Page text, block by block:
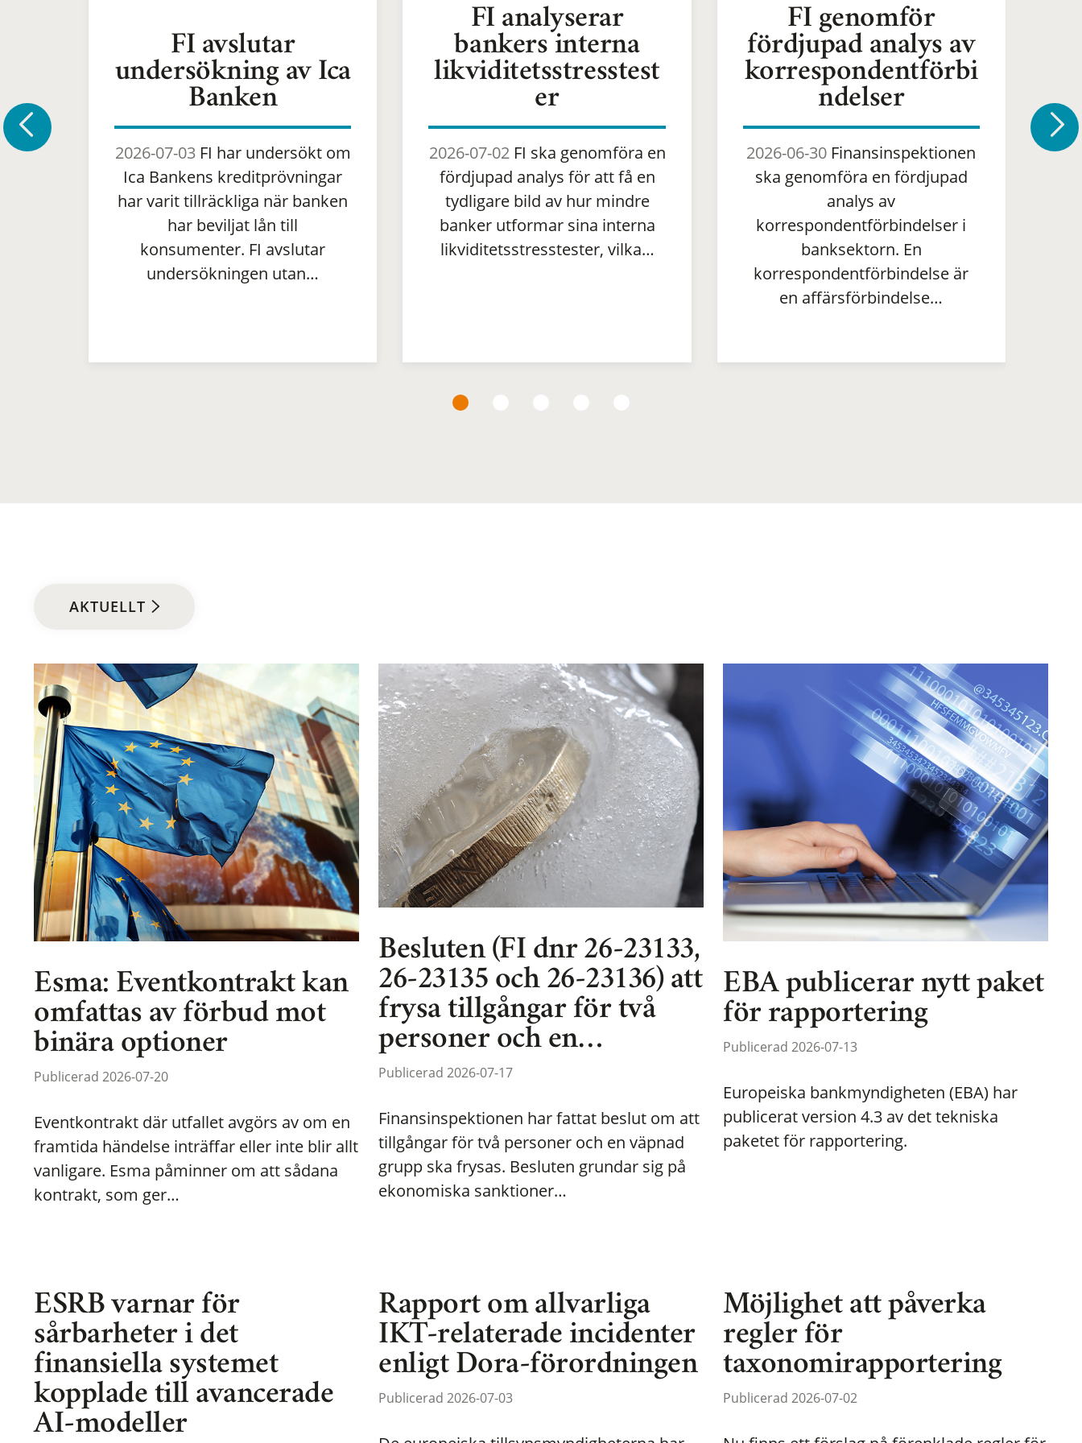
FI avslutar
undersökning av Ica
Banken
2026-07-03FI har undersökt om
Ica Bankens kreditprövningar
har varit tillräckliga när banken
har beviljat lån till
konsumenter. FI avslutar
undersökningen utan…
FI analyserar
bankers interna
likviditetsstresstest
er
2026-07-02FI ska genomföra en
fördjupad analys för att få en
tydligare bild av hur mindre
banker utformar sina interna
likviditetsstresstester, vilka…
FI genomför
fördjupad analys av
korrespondentförbi
ndelser
2026-06-30 Finansinspektionen
ska genomföra en fördjupad
analys av
korrespondentförbindelser i
banksektorn. En
korrespondentförbindelse är
en affärsförbindelse…
AKTUELLT
Esma: Eventkontrakt kan
omfattas av förbud mot
binära optioner
Publicerad 2026-07-20
Eventkontrakt där utfallet avgörs av om en
framtida händelse inträffar eller inte blir allt
vanligare. Esma påminner om att sådana
kontrakt, som ger…
Besluten (FI dnr 26-23133,
26-23135 och 26-23136) att
frysa tillgångar för två
personer och en…
Publicerad 2026-07-17
Finansinspektionen har fattat beslut om att
tillgångar för två personer och en väpnad
grupp ska frysas. Besluten grundar sig på
ekonomiska sanktioner…
EBA publicerar nytt paket
för rapportering
Publicerad 2026-07-13
Europeiska bankmyndigheten (EBA) har
publicerat version 4.3 av det tekniska
paketet för rapportering.
ESRB varnar för
sårbarheter i det
finansiella systemet
kopplade till avancerade
AI-modeller
Rapport om allvarliga
IKT-relaterade incidenter
enligt Dora-förordningen
Publicerad 2026-07-03
Möjlighet att påverka
regler för
taxonomirapportering
Publicerad 2026-07-02